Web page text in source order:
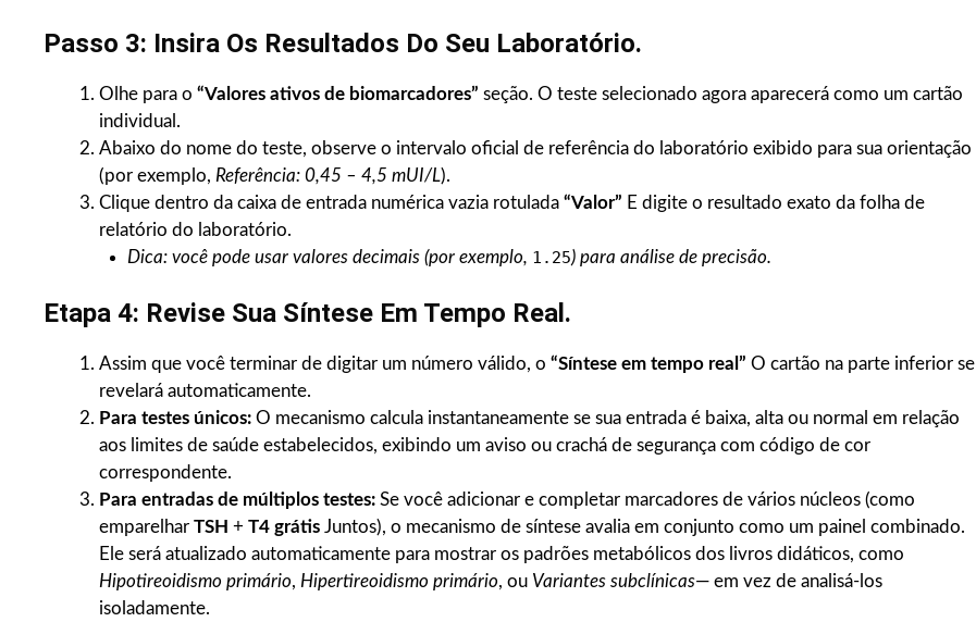
Passo 3: Insira Os Resultados Do Seu Laboratório.
Olhe para o “Valores ativos de biomarcadores” seção. O teste selecionado agora aparecerá como um cartão
individual.
Abaixo do nome do teste, observe o intervalo oficial de referência do laboratório exibido para sua orientação
(por exemplo, Referência: 0,45 – 4,5 mUI/L).
Clique dentro da caixa de entrada numérica vazia rotulada “Valor” E digite o resultado exato da folha de
relatório do laboratório.
Dica: você pode usar valores decimais (por exemplo, 1.25) para análise de precisão.
Etapa 4: Revise Sua Síntese Em Tempo Real.
Assim que você terminar de digitar um número válido, o “Síntese em tempo real” O cartão na parte inferior se
revelará automaticamente.
Para testes únicos: O mecanismo calcula instantaneamente se sua entrada é baixa, alta ou normal em relação
aos limites de saúde estabelecidos, exibindo um aviso ou crachá de segurança com código de cor
correspondente.
Para entradas de múltiplos testes: Se você adicionar e completar marcadores de vários núcleos (como
emparelhar TSH + T4 grátis Juntos), o mecanismo de síntese avalia em conjunto como um painel combinado.
Ele será atualizado automaticamente para mostrar os padrões metabólicos dos livros didáticos, como
Hipotireoidismo primário, Hipertireoidismo primário, ou Variantes subclínicas— em vez de analisá-los
isoladamente.